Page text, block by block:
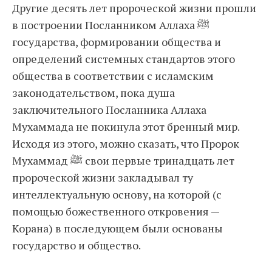
Другие десять лет пророческой жизни прошли
в построении Посланником Аллаха ﷺ
государства, формировании общества и
определений системных стандартов этого
общества в соответствии с исламским
законодательством, пока душа
заключительного Посланника Аллаха
Мухаммада не покинула этот бренный мир.
Исходя из этого, можно сказать, что Пророк
Мухаммад ﷺ свои первые тринадцать лет
пророческой жизни закладывал ту
интеллектуальную основу, на которой (с
помощью божественного откровения —
Корана) в последующем были основаны
государство и общество.